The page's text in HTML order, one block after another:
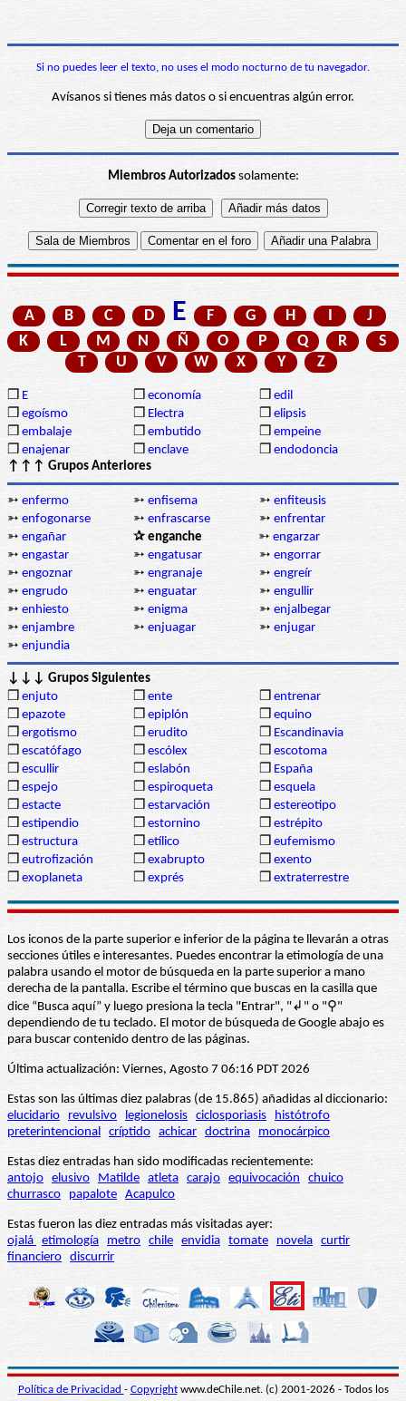
Si no puedes leer el texto, no uses el modo nocturno de tu navegador.
Avísanos si tienes más datos o si encuentras algún error.
Miembros Autorizadossolamente:
A B C D E F G H I
J
K
L M N Ñ O P Q R
S
T
U V W X Y Z
❒ E ❒ economía ❒ edil
❒ egoísmo ❒ Electra ❒ elipsis
❒ embalaje ❒ embutido ❒ empeine
❒ enajenar ❒ enclave ❒ endodoncia
↑↑↑ Grupos Anteriores
➳ enfermo ➳ enfisema ➳ enfiteusis
➳ enfogonarse ➳ enfrascarse ➳ enfrentar
➳ engañar ✰ enganche ➳ engarzar
➳ engastar ➳ engatusar ➳ engorrar
➳ engoznar ➳ engranaje ➳ engreír
➳ engrudo ➳ enguatar ➳ engullir
➳ enhiesto ➳ enigma ➳ enjalbegar
➳ enjambre ➳ enjuagar ➳ enjugar
➳ enjundia
↓↓↓ Grupos Siguientes
❒ enjuto ❒ ente ❒ entrenar
❒ epazote ❒ epiplón ❒ equino
❒ ergotismo ❒ erudito ❒ Escandinavia
❒ escatófago ❒ escólex ❒ escotoma
❒ escullir ❒ eslabón ❒ España
❒ espejo ❒ espiroqueta ❒ esquela
❒ estacte ❒ estarvación ❒ estereotipo
❒ estipendio ❒ estornino ❒ estrépito
❒ estructura ❒ etílico ❒ eufemismo
❒ eutrofización ❒ exabrupto ❒ exento
❒ exoplaneta ❒ exprés ❒ extraterrestre
Los iconos de la parte superior e inferior de la página te llevarán a otras
secciones útiles e interesantes. Puedes encontrar la etimología de una
palabra usando el motor de búsqueda en la parte superior a mano
derecha de la pantalla. Escribe el término que buscas en la casilla que
dice “Busca aquí” y luego presiona la tecla "Entrar", "↲" o "⚲"
dependiendo de tu teclado. El motor de búsqueda de Google abajo es
para buscar contenido dentro de las páginas.
Última actualización: Viernes, Agosto 7 06:16 PDT 2026
Estas son las últimas diez palabras (de 15.865) añadidas al diccionario:
elucidario
revulsivo legionelosis ciclosporiasis
histótrofo
preterintencional críptido achicar doctrina monocárpico
Estas diez entradas han sido modificadas recientemente:
antojo elusivo Matilde atleta carajo equivocación
chuico
churrasco
papalote Acapulco
Estas fueron las diez entradas más visitadas ayer:
ojalá etimología metro chile envidia tomate novela curtir
financiero discurrir
Política de Privacidad - Copyrightwww.deChile.net. (c) 2001-2026 - Todos los